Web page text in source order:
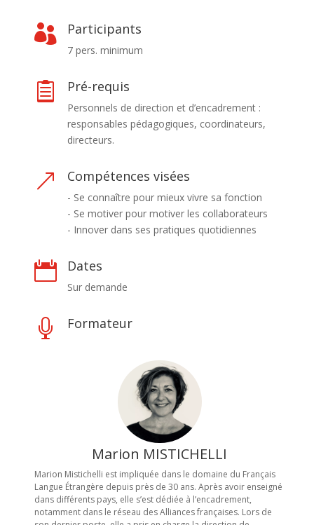
 Participants
7 pers. minimum
 Pré-requis
Personnels de direction et d’encadrement :
responsables pédagogiques, coordinateurs,
directeurs.
& Compétences visées
- Se connaître pour mieux vivre sa fonction
- Se motiver pour motiver les collaborateurs
- Innover dans ses pratiques quotidiennes
 Dates
Sur demande
 Formateur
Marion MISTICHELLI
Marion Mistichelli est impliquée dans le domaine du Français
Langue Étrangère depuis près de 30 ans. Après avoir enseigné
dans différents pays, elle s’est dédiée à l’encadrement,
notamment dans le réseau des Alliances françaises. Lors de